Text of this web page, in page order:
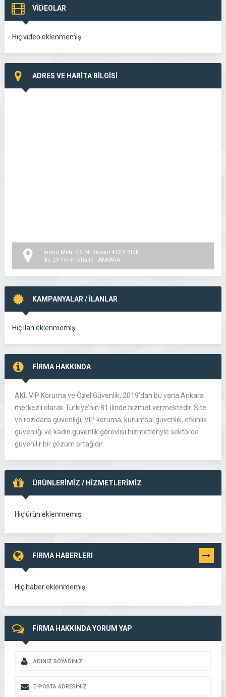
VİDEOLAR
Hiç video eklenmemiş.
ADRES VE HARİTA BİLGİSİ
İnönü Mah. F.S.M. Bulvarı 412 B Blok
No:29 Yenimahalle - ANKARA
KAMPANYALAR / İLANLAR
Hiç ilan eklenmemiş.
FİRMA HAKKINDA
AKL VIP Koruma ve Özel Güvenlik, 2019’dan bu yana Ankara
merkezli olarak Türkiye’nin 81 ilinde hizmet vermektedir. Site
ve rezidans güvenliği, VIP koruma, kurumsal güvenlik, etkinlik
güvenliği ve kadın güvenlik görevlisi hizmetleriyle sektörde
güvenilir bir çözüm ortağıdır.
ÜRÜNLERİMİZ / HİZMETLERİMİZ
Hiç ürün eklenmemiş.
FİRMA HABERLERİ TÜMÜNÜ
GÖR
Hiç haber eklenmemiş.
FİRMA HAKKINDA YORUM YAP